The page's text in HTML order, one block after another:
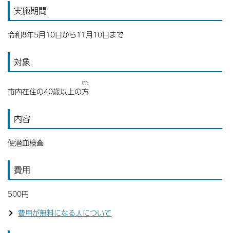
実施期間
令和8年5月10日から11月10日まで
対象
市内在住の40歳以上の方
かた
内容
便潜血検査
費用
500円
費用が無料になる人について